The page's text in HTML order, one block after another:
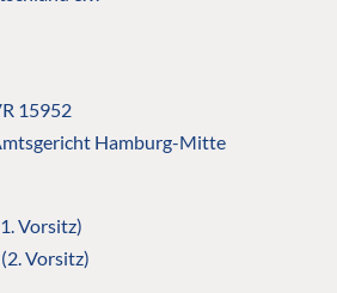
15952
Hamburg-Mitte
Vorsitz)
Vorsitz)